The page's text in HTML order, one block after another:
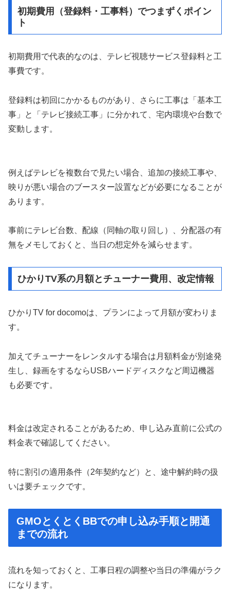
初期費用（登録料・工事料）でつまずくポイン
ト
初期費用で代表的なのは、テレビ視聴サービス登録料と工
事費です。
登録料は初回にかかるものがあり、さらに工事は「基本工
事」と「テレビ接続工事」に分かれて、宅内環境や台数で
変動します。
例えばテレビを複数台で見たい場合、追加の接続工事や、
映りが悪い場合のブースター設置などが必要になることが
あります。
事前にテレビ台数、配線（同軸の取り回し）、分配器の有
無をメモしておくと、当日の想定外を減らせます。
ひかりTV系の月額とチューナー費用、改定情報
ひかりTV for docomoは、プランによって月額が変わりま
す。
加えてチューナーをレンタルする場合は月額料金が別途発
生し、録画をするならUSBハードディスクなど周辺機器
も必要です。
料金は改定されることがあるため、申し込み直前に公式の
料金表で確認してください。
特に割引の適用条件（2年契約など）と、途中解約時の扱
いは要チェックです。
GMOとくとくBBでの申し込み手順と開通
までの流れ
流れを知っておくと、工事日程の調整や当日の準備がラク
になります。